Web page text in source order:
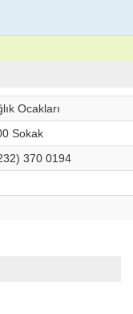
Ocakları
Sokak
370 0194